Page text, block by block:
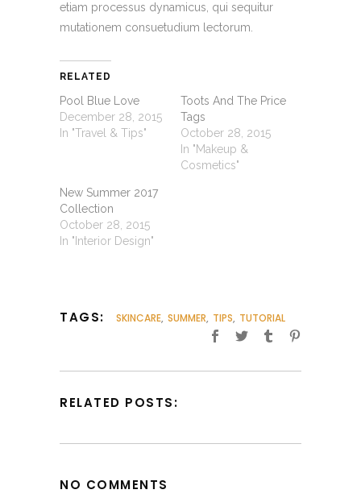
etiam processus dynamicus, qui sequitur
mutationem consuetudium lectorum.
RELATED
Pool Blue Love
December 28, 2015
In "Travel & Tips"
Toots And The Price
Tags
October 28, 2015
In "Makeup &
Cosmetics"
New Summer 2017
Collection
October 28, 2015
In "Interior Design"
TAGS: SKINCARE, SUMMER, TIPS, TUTORIAL
RELATED POSTS:
NO COMMENTS